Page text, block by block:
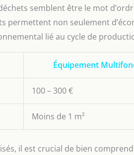
semblent être le mot
permettent non seulement
lié au cycle de
Équipement
100 – 300 €
Moins de 1 m²
il est crucial de bien